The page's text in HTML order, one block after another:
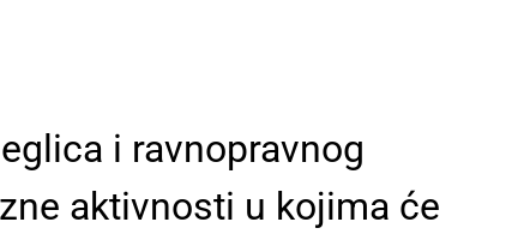
i ravnopravnog
aktivnosti u kojima će